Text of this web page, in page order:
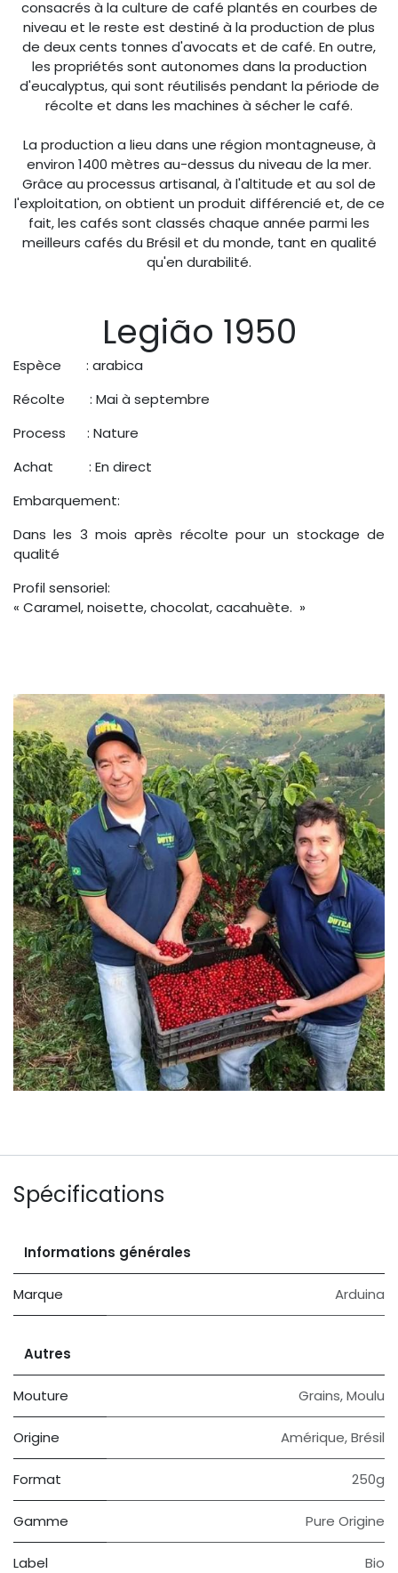
consacrés à la culture de café plantés en courbes de
niveau et le reste est destiné à la production de plus
de deux cents tonnes d'avocats et de café. En outre,
les propriétés sont autonomes dans la production
d'eucalyptus, qui sont réutilisés pendant la période de
récolte et dans les machines à sécher le café.
La production a lieu dans une région montagneuse, à
environ 1400 mètres au-dessus du niveau de la mer.
Grâce au processus artisanal, à l'altitude et au sol de
l'exploitation, on obtient un produit différencié et, de ce
fait, les cafés sont classés chaque année parmi les
meilleurs cafés du Brésil et du monde, tant en qualité
qu'en durabilité.
Legião 1950
Espèce : arabica
Récolte : Mai à septembre
Process : Nature
Achat : En direct
Embarquement:
Dans les 3 mois après récolte pour un stockage de
qualité
Profil sensoriel:
« Caramel, noisette, chocolat, cacahuète. »
Spécifications
Informations générales
Marque Arduina
Autres
Mouture Grains,Moulu
Origine Amérique,Brésil
Format 250g
Gamme Pure Origine
Label Bio